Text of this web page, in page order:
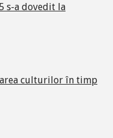
s-a dovedit la
culturilor în timp